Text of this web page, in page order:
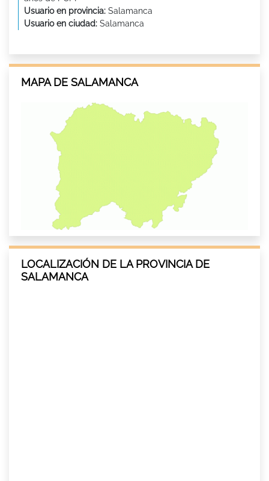
Usuario en provincia: Salamanca
Usuario en ciudad: Salamanca
MAPA DE SALAMANCA
LOCALIZACIÓN DE LA PROVINCIA DE
SALAMANCA